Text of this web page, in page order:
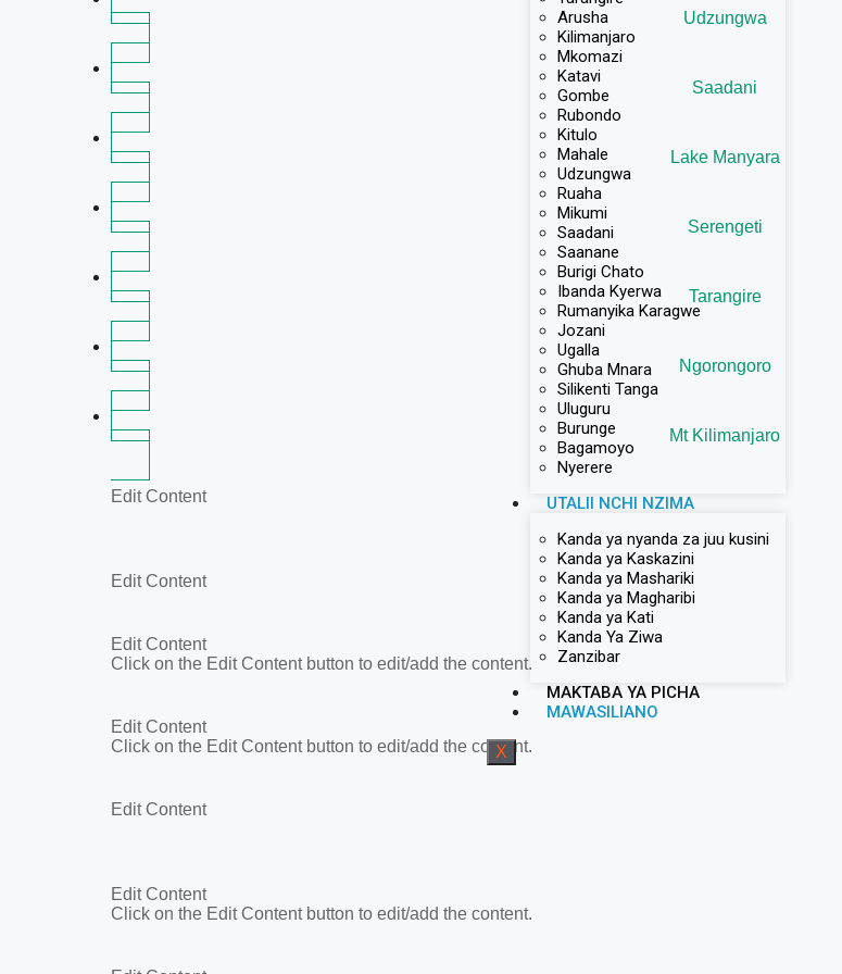
Arusha
Kilimanjaro
Mkomazi
Katavi
Gombe
Rubondo
Kitulo
Mahale
Udzungwa
Ruaha
Mikumi
Saadani
Saanane
Burigi Chato
Ibanda Kyerwa
Rumanyika Karagwe
Jozani
Ugalla
Ghuba Mnara
Silikenti Tanga
Uluguru
Burunge
Bagamoyo
Nyerere
UTALII NCHI NZIMA
Kanda ya nyanda za juu kusini
Kanda ya Kaskazini
Kanda ya Mashariki
Kanda ya Magharibi
Kanda ya Kati
Kanda Ya Ziwa
Zanzibar
MAKTABA YA PICHA
MAWASILIANO
X
Udzungwa
Saadani
Lake Manyara
Serengeti
Tarangire
Ngorongoro
Mt Kilimanjaro
Edit Content
Edit Content
Edit Content
Click on the Edit Content button to edit/add the content.
Edit Content
Click on the Edit Content button to edit/add the content.
Edit Content
Edit Content
Click on the Edit Content button to edit/add the content.